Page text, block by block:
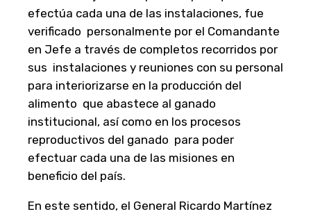
efectúa cada una de las instalaciones, fue
verificado personalmente por el Comandante
en Jefe a través de completos recorridos por
sus instalaciones y reuniones con su personal
para interiorizarse en la producción del
alimento que abastece al ganado
institucional, así como en los procesos
reproductivos del ganado para poder
efectuar cada una de las misiones en
beneficio del país.
En este sentido, el General Ricardo Martínez